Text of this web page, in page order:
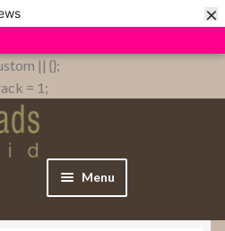
×
|| {};
= 1;
Menu